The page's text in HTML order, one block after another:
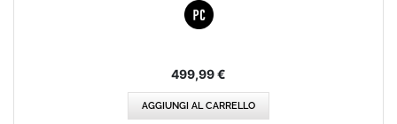
499,99 €
AGGIUNGI AL CARRELLO